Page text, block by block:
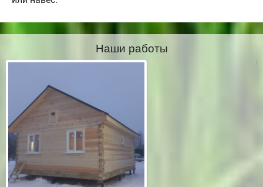
Наши работы